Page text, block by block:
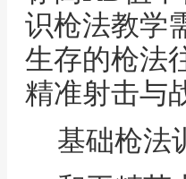
识枪法教学
生存的枪法
精准射击与
基础枪法